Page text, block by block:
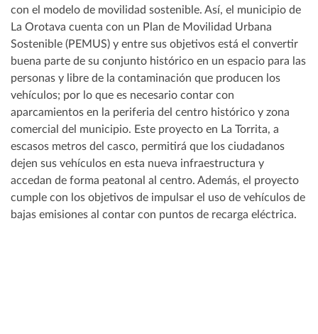
con el modelo de movilidad sostenible. Así, el municipio de
La Orotava cuenta con un Plan de Movilidad Urbana
Sostenible (PEMUS) y entre sus objetivos está el convertir
buena parte de su conjunto histórico en un espacio para las
personas y libre de la contaminación que producen los
vehículos; por lo que es necesario contar con
aparcamientos en la periferia del centro histórico y zona
comercial del municipio. Este proyecto en La Torrita, a
escasos metros del casco, permitirá que los ciudadanos
dejen sus vehículos en esta nueva infraestructura y
accedan de forma peatonal al centro. Además, el proyecto
cumple con los objetivos de impulsar el uso de vehículos de
bajas emisiones al contar con puntos de recarga eléctrica.